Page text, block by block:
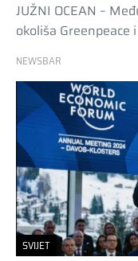
JUŽNI OCEAN –
okoliša Greenpeace
NEWSBAR
SVIJET